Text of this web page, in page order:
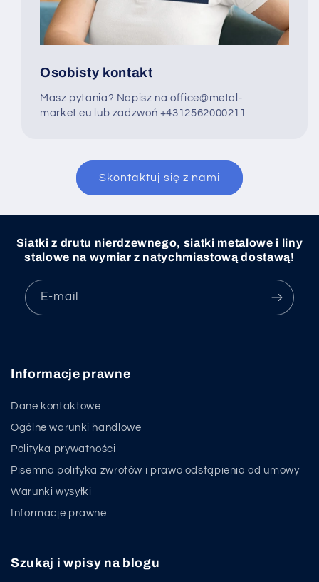
Osobisty kontakt
Masz pytania? Napisz na office@metal-
market.eu lub zadzwoń +4312562000211
Skontaktuj się z nami
Siatki z drutu nierdzewnego, siatki metalowe i liny
stalowe na wymiar z natychmiastową dostawą!
E-mail
Informacje prawne
Dane kontaktowe
Ogólne warunki handlowe
Polityka prywatności
Pisemna polityka zwrotów i prawo odstąpienia od umowy
Warunki wysyłki
Informacje prawne
Szukaj i wpisy na blogu